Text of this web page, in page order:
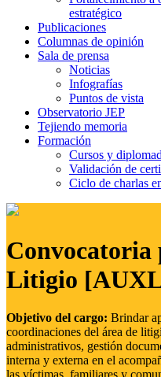
estratégico
Publicaciones
Columnas de opinión
Sala de prensa
Noticias
Infografías
Puntos de vista
Observatorio JEP
Tejiendo memoria
Formación
Cursos y
Validación de
Ciclo de charlas
Litigio
Objetivo del cargo: Brindar
coordinaciones del área de
administrativos, gestión
interna y externa en el